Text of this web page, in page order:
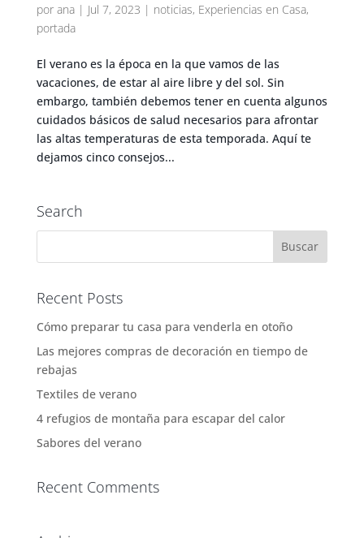
por ana| Jul 7, 2023 | noticias, Experiencias en Casa,
portada
El verano es la época en la que vamos de las
vacaciones, de estar al aire libre y del sol. Sin
embargo, también debemos tener en cuenta algunos
cuidados básicos de salud necesarios para afrontar
las altas temperaturas de esta temporada. Aquí te
dejamos cinco consejos...
Search
Recent Posts
Cómo preparar tu casa para venderla en otoño
Las mejores compras de decoración en tiempo de
rebajas
Textiles de verano
4 refugios de montaña para escapar del calor
Sabores del verano
Recent Comments